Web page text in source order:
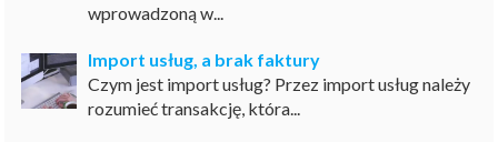
wprowadzoną w...
Import usług, a brak faktury
Czym jest import usług? Przez import usług należy
rozumieć transakcję, która...